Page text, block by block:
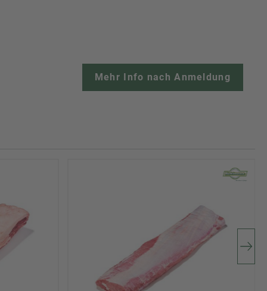
Mehr Info nach Anmeldung